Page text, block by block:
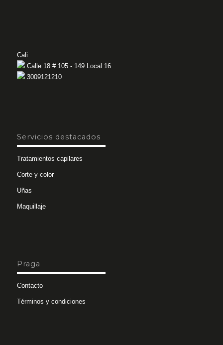
Cali
Calle 18 # 105 - 149 Local 16
3009121210
Servicios destacados
Tratamientos capilares
Corte y color
Uñas
Maquillaje
Praga
Contacto
Términos y condiciones